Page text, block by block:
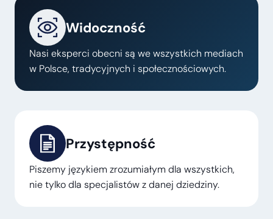
Widoczność
Nasi eksperci obecni są we wszystkich mediach
w Polsce, tradycyjnych i społecznościowych.
Przystępność
Piszemy językiem zrozumiałym dla wszystkich,
nie tylko dla specjalistów z danej dziedziny.